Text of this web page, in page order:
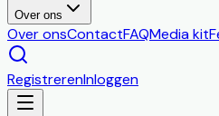
Over ons
Over onsContactFAQMedia kit
RegistrerenInloggen